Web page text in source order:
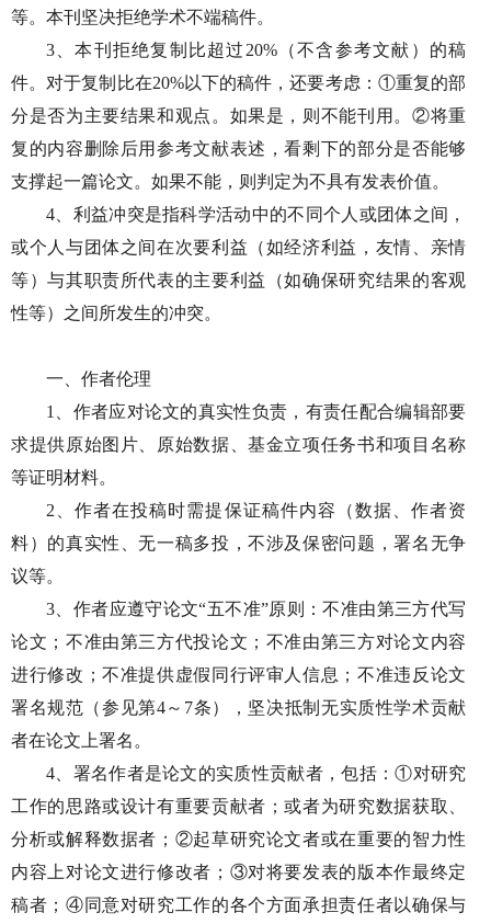
等。本刊坚决拒绝学术不端稿件。
3、本刊拒绝复制比超过20%（不含参考文献）的稿
件。对于复制比在20%以下的稿件，还要考虑：①重复的部
分是否为主要结果和观点。如果是，则不能刊用。②将重
复的内容删除后用参考文献表述，看剩下的部分是否能够
支撑起一篇论文。如果不能，则判定为不具有发表价值。
4、利益冲突是指科学活动中的不同个人或团体之间，
或个人与团体之间在次要利益（如经济利益，友情、亲情
等）与其职责所代表的主要利益（如确保研究结果的客观
性等）之间所发生的冲突。
一、作者伦理
1、作者应对论文的真实性负责，有责任配合编辑部要
求提供原始图片、原始数据、基金立项任务书和项目名称
等证明材料。
2、作者在投稿时需提保证稿件内容（数据、作者资
料）的真实性、无一稿多投，不涉及保密问题，署名无争
议等。
3、作者应遵守论文“五不准”原则：不准由第三方代写
论文；不准由第三方代投论文；不准由第三方对论文内容
进行修改；不准提供虚假同行评审人信息；不准违反论文
署名规范（参见第4～7条），坚决抵制无实质性学术贡献
者在论文上署名。
4、署名作者是论文的实质性贡献者，包括：①对研究
工作的思路或设计有重要贡献者；或者为研究数据获取、
分析或解释数据者；②起草研究论文者或在重要的智力性
内容上对论文进行修改者；③对将要发表的版本作最终定
稿者；④同意对研究工作的各个方面承担责任者以确保与